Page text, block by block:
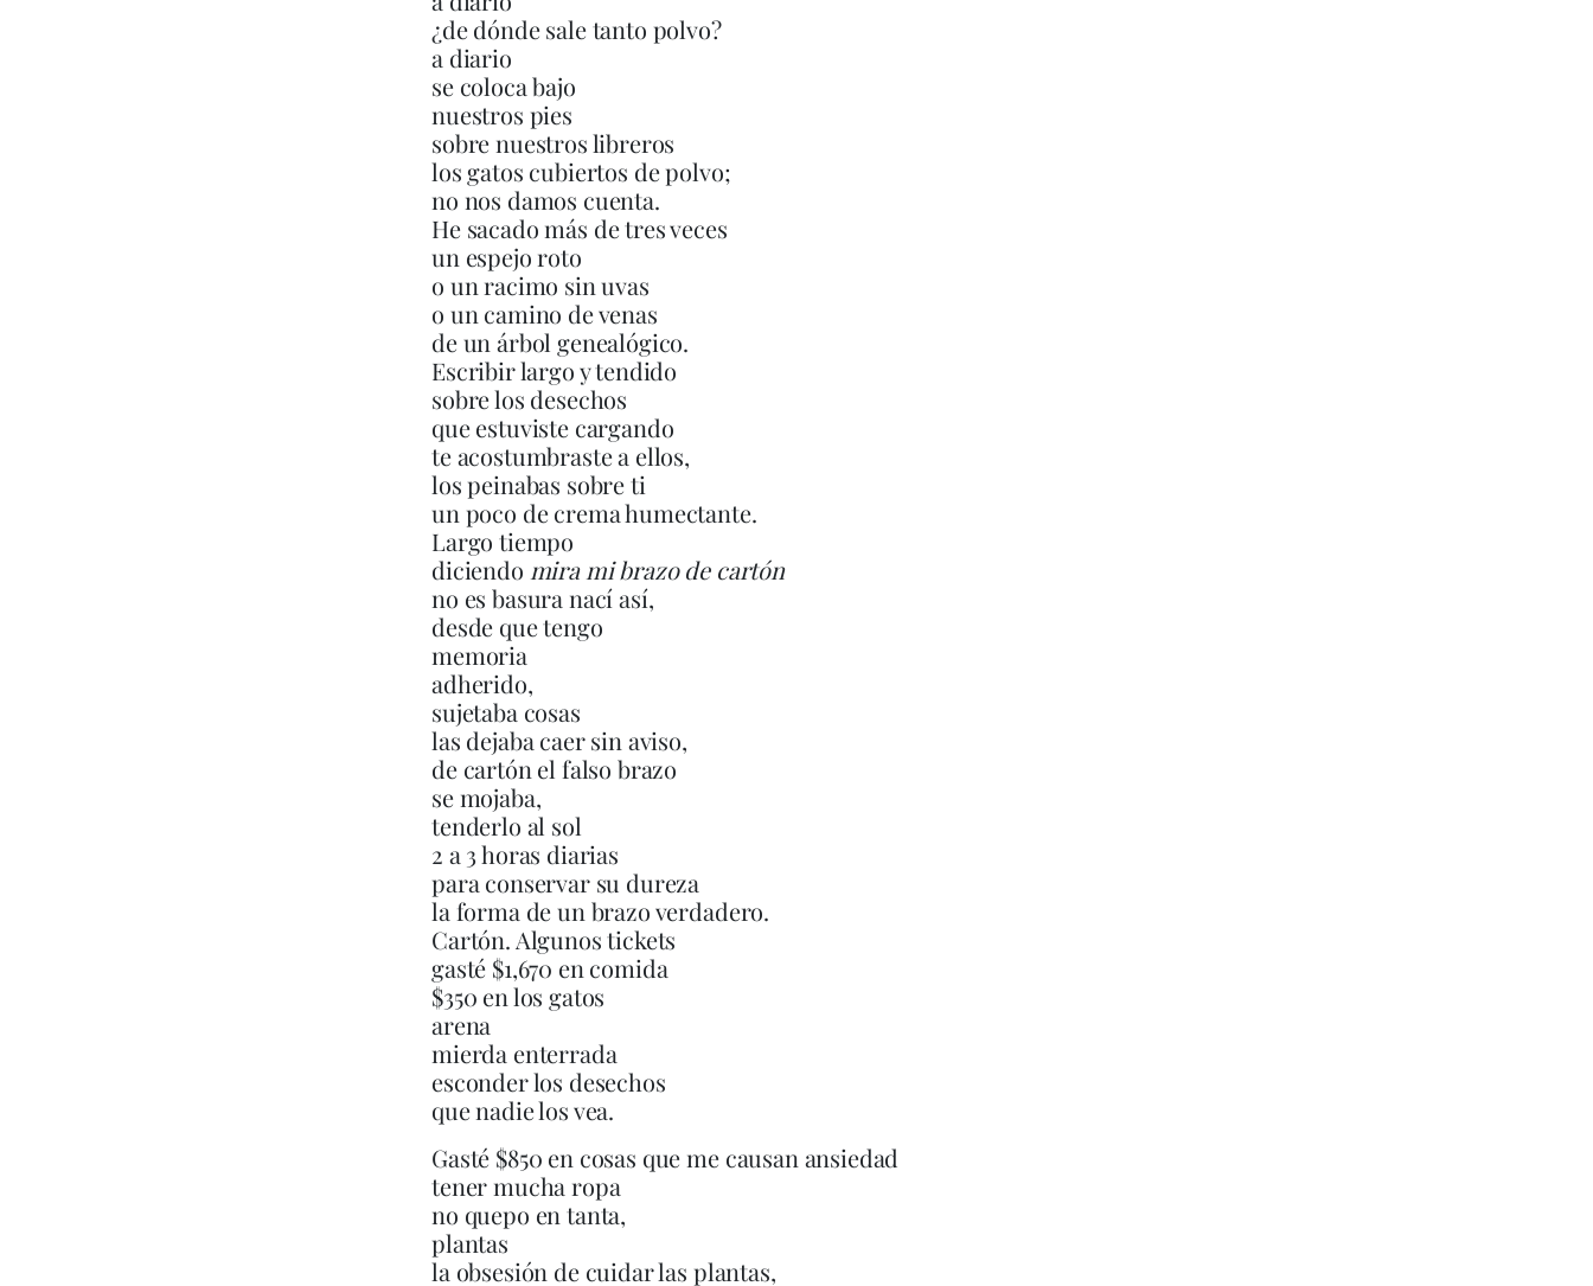
¿de dónde sale tanto polvo?
a diario
se coloca bajo
nuestros pies
sobre nuestros libreros
los gatos cubiertos de polvo;
no nos damos cuenta.
He sacado más de tres veces
un espejo roto
o un racimo sin uvas
o un camino de venas
de un árbol genealógico.
Escribir largo y tendido
sobre los desechos
que estuviste cargando
te acostumbraste a ellos,
los peinabas sobre ti
un poco de crema humectante.
Largo tiempo
diciendo mira mi brazo de cartón
no es basura nací así,
desde que tengo
memoria
adherido,
sujetaba cosas
las dejaba caer sin aviso,
de cartón el falso brazo
se mojaba,
tenderlo al sol
2 a 3 horas diarias
para conservar su dureza
la forma de un brazo verdadero.
Cartón. Algunos tickets
gasté $1,670 en comida
$350 en los gatos
arena
mierda enterrada
esconder los desechos
que nadie los vea.
Gasté $850 en cosas que me causan ansiedad
tener mucha ropa
no quepo en tanta,
plantas
la obsesión de cuidar las plantas,